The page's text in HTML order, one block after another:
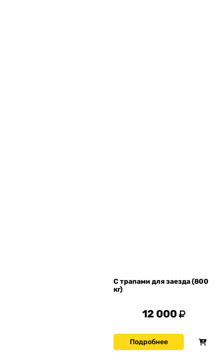
С трапами для заезда (800
кг)
12 000
Подробнее